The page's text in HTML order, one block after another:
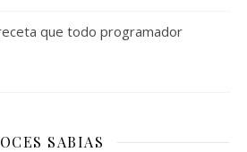
que todo programador
SABIAS